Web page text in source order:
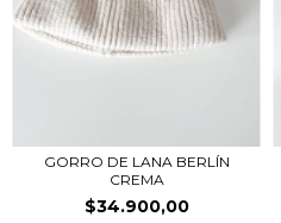
GORRO DE LANA BERLÍN
CREMA
$34.900,00